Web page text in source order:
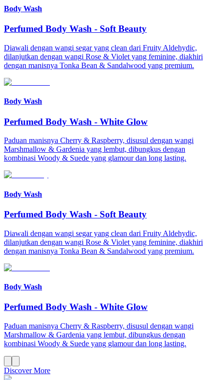
Body Wash
Perfumed Body Wash - Soft Beauty
Diawali dengan wangi segar yang clean dari Fruity Aldehydic,
dilanjutkan dengan wangi Rose & Violet yang feminine, diakhiri
dengan manisnya Tonka Bean & Sandalwood yang premium.
Body Wash
Perfumed Body Wash - White Glow
Paduan manisnya Cherry & Raspberry, disusul dengan wangi
Marshmallow & Gardenia yang lembut, dibungkus dengan
kombinasi Woody & Suede yang glamour dan long lasting.
Body Wash
Perfumed Body Wash - Soft Beauty
Diawali dengan wangi segar yang clean dari Fruity Aldehydic,
dilanjutkan dengan wangi Rose & Violet yang feminine, diakhiri
dengan manisnya Tonka Bean & Sandalwood yang premium.
Body Wash
Perfumed Body Wash - White Glow
Paduan manisnya Cherry & Raspberry, disusul dengan wangi
Marshmallow & Gardenia yang lembut, dibungkus dengan
kombinasi Woody & Suede yang glamour dan long lasting.
Discover More